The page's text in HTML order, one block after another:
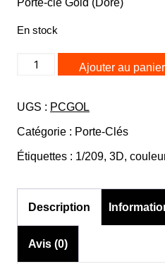
Porte-clé Gold (Doré)
En stock
quantité
clés
Bulle
Coques
House
Ajouter au panier
UGS : PCGOL
Catégorie : Porte-Clés
Étiquettes : 1/209, 3D,
Description
Avis (0)